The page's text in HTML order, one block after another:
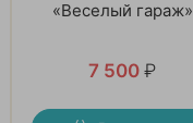
«Веселый гараж»
7 500 ₽